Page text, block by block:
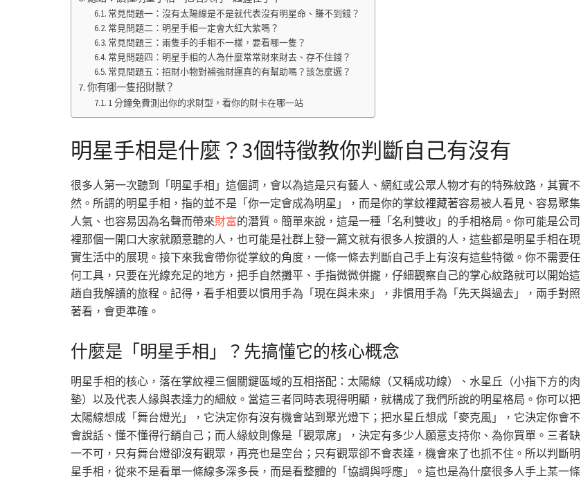
常見問題一：沒有太陽線是不是就代表沒有明星命、賺不到錢？
常見問題二：明星手相一定會大紅大紫嗎？
常見問題三：兩隻手的手相不一樣，要看哪一隻？
常見問題四：明星手相的人為什麼常常財來財去、存不住錢？
常見問題五：招財小物對補強財運真的有幫助嗎？該怎麼選？
你有哪一隻招財獸？
1 分鐘免費測出你的求財型，看你的財卡在哪一站
明星手相是什麼？3個特徵教你判斷自己有沒有
很多人第一次聽到「明星手相」這個詞，會以為這是只有藝人、網紅或公眾人物才有的特殊紋路，其實不
然。所謂的明星手相，指的並不是「你一定會成為明星」，而是你的掌紋裡藏著容易被人看見、容易聚集
人氣、也容易因為名聲而帶來財富的潛質。簡單來說，這是一種「名利雙收」的手相格局。你可能是公司
裡那個一開口大家就願意聽的人，也可能是社群上發一篇文就有很多人按讚的人，這些都是明星手相在現
實生活中的展現。接下來我會帶你從掌紋的角度，一條一條去判斷自己手上有沒有這些特徵。你不需要任
何工具，只要在光線充足的地方，把手自然攤平、手指微微併攏，仔細觀察自己的掌心紋路就可以開始這
趟自我解讀的旅程。記得，看手相要以慣用手為「現在與未來」，非慣用手為「先天與過去」，兩手對照
著看，會更準確。
什麼是「明星手相」？先搞懂它的核心概念
明星手相的核心，落在掌紋裡三個關鍵區域的互相搭配：太陽線（又稱成功線）、水星丘（小指下方的肉
墊）以及代表人緣與表達力的細紋。當這三者同時表現得明顯，就構成了我們所說的明星格局。你可以把
太陽線想成「舞台燈光」，它決定你有沒有機會站到聚光燈下；把水星丘想成「麥克風」，它決定你會不
會說話、懂不懂得行銷自己；而人緣紋則像是「觀眾席」，決定有多少人願意支持你、為你買單。三者缺
一不可，只有舞台燈卻沒有觀眾，再亮也是空台；只有觀眾卻不會表達，機會來了也抓不住。所以判斷明
星手相，從來不是看單一條線多深多長，而是看整體的「協調與呼應」。這也是為什麼很多人手上某一條